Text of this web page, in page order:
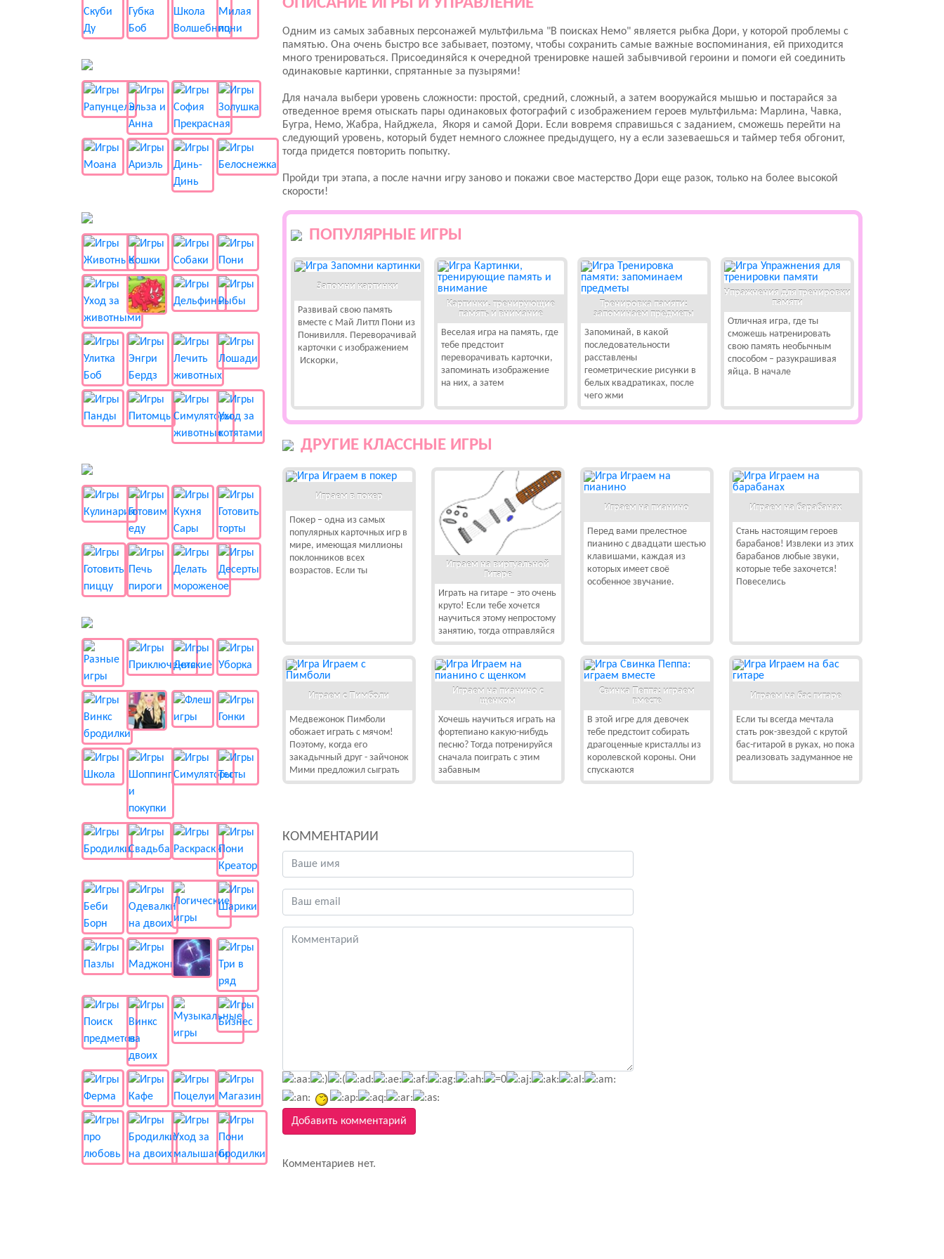
Одним из самых забавных персонажей мультфильма "В поисках Немо" является рыбка Дори, у которой проблемы с
памятью. Она очень быстро все забывает, поэтому, чтобы сохранить самые важные воспоминания, ей приходится
много тренироваться. Присоединяйся к очередной тренировке нашей забывчивой героини и помоги ей соединить
одинаковые картинки, спрятанные за пузырями!
Для начала выбери уровень сложности: простой, средний, сложный, а затем вооружайся мышью и постарайся за
отведенное время отыскать пары одинаковых фотографий с изображением героев мультфильма: Марлина, Чавка,
Бугра, Немо, Жабра, Найджела, Якоря и самой Дори. Если вовремя справишься с заданием, сможешь перейти на
следующий уровень, который будет немного сложнее предыдущего, ну а если зазеваешься и таймер тебя обгонит,
тогда придется повторить попытку.
Пройди три этапа, а после начни игру заново и покажи свое мастерство Дори еще разок, только на более высокой
скорости!
ПОПУЛЯРНЫЕ ИГРЫ
Запомни картинки
Развивай свою память
вместе с Май Литтл Пони из
Понивилля. Переворачивай
карточки с изображением
Искорки,
Картинки, тренирующие
память и внимание
Веселая игра на память, где
тебе предстоит
переворачивать карточки,
запоминать изображение
на них, а затем
Тренировка памяти:
запоминаем предметы
Запоминай, в какой
последовательности
расставлены
геометрические рисунки в
белых квадратиках, после
чего жми
Упражнения для тренировки
памяти
Отличная игра, где ты
сможешь натренировать
свою память необычным
способом – разукрашивая
яйца. В начале
ДРУГИЕ КЛАССНЫЕ ИГРЫ
Играем в покер
Покер – одна из самых
популярных карточных игр в
мире, имеющая миллионы
поклонников всех
возрастов. Если ты
Играем на виртуальной
Гитаре
Играть на гитаре – это очень
круто! Если тебе хочется
научиться этому непростому
занятию, тогда отправляйся
Играем на пианино
Перед вами прелестное
пианино с двадцати шестью
клавишами, каждая из
которых имеет своё
особенное звучание.
Играем на барабанах
Стань настоящим героев
барабанов! Извлеки из этих
барабанов любые звуки,
которые тебе захочется!
Повеселись
Играем с Пимболи
Медвежонок Пимболи
обожает играть с мячом!
Поэтому, когда его
закадычный друг - зайчонок
Мими предложил сыграть
Играем на пианино с
щенком
Хочешь научиться играть на
фортепиано какую-нибудь
песню? Тогда потренируйся
сначала поиграть с этим
забавным
Свинка Пеппа: играем
вместе
В этой игре для девочек
тебе предстоит собирать
драгоценные кристаллы из
королевской короны. Они
спускаются
Играем на бас гитаре
Если ты всегда мечтала
стать рок-звездой с крутой
бас-гитарой в руках, но пока
реализовать задуманное не
КОММЕНТАРИИ
Добавить комментарий
Комментариев нет.